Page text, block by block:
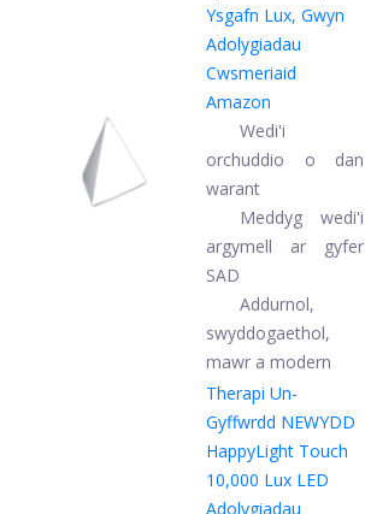
Ysgafn Lux, Gwyn
Adolygiadau
Cwsmeriaid
Amazon
Wedi'i
orchuddio o dan
warant
Meddyg wedi'i
argymell ar gyfer
SAD
Addurnol,
swyddogaethol,
mawr a modern
Therapi Un-
Gyffwrdd NEWYDD
HappyLight Touch
10,000 Lux LED
Adolygiadau